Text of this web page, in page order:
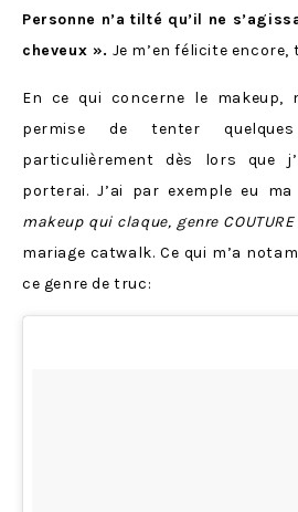
Personne n’a tilté qu’il ne
cheveux ». Je m’en félicite encore,
En ce qui concerne le makeup,
permise de tenter
particulièrement dès lors que
porterai. J’ai par exemple eu
makeup qui claque, genre COUTURE
mariage catwalk. Ce qui m’a
ce genre de truc: